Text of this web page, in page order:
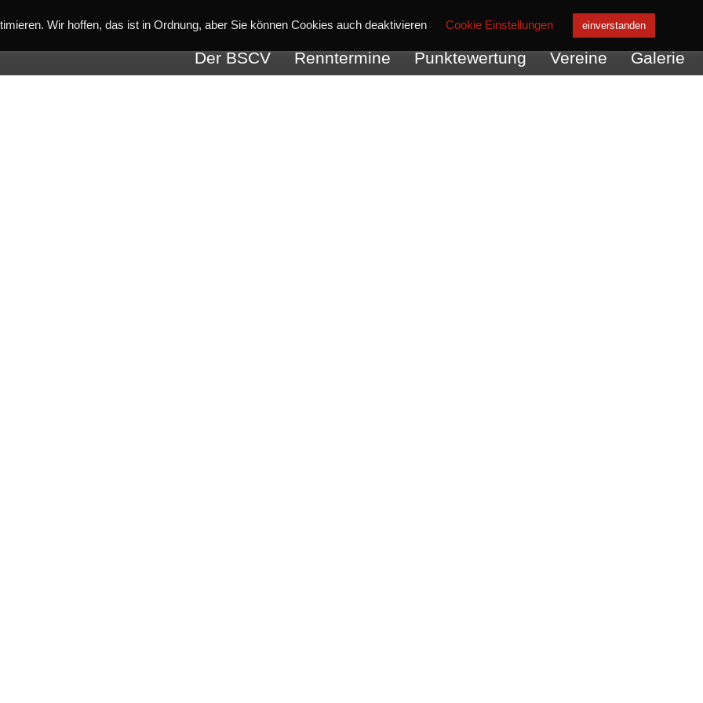
Der BSCV Renntermine Punktewertung Vereine Galerie
Wir hoffen, das ist in Ordnung, aber Sie können Cookies auch deaktivieren Cookie Einstellungen einverstanden